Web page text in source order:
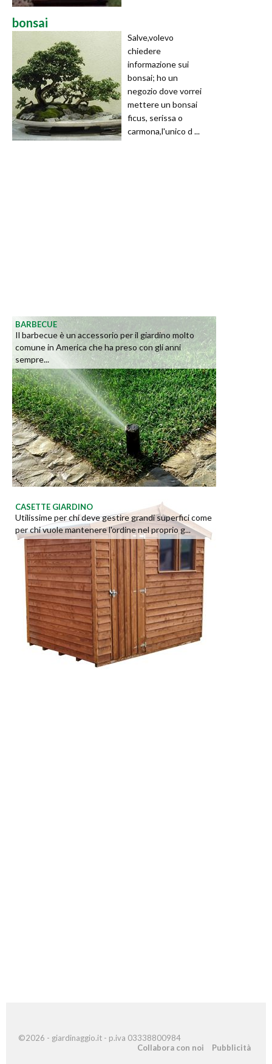
bonsai
Salve,volevo
chiedere
informazione sui
bonsai; ho un
negozio dove vorrei
mettere un bonsai
ficus, serissa o
carmona,l'unico d ...
BARBECUE
Il barbecue è un accessorio per il giardino molto
comune in America che ha preso con gli anni
sempre...
CASETTE GIARDINO
Utilissime per chi deve gestire grandi superfici come
per chi vuole mantenere l'ordine nel proprio g...
©2026 - giardinaggio.it - p.iva 03338800984
Collabora con noi
Pubblicità